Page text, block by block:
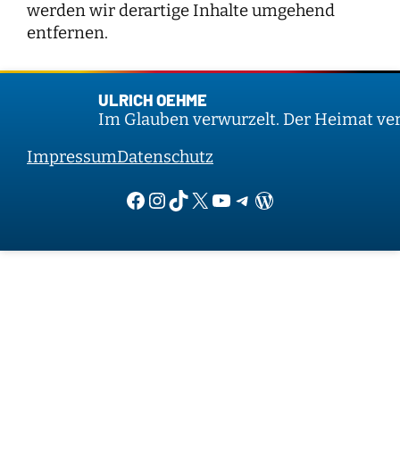
werden wir derartige Inhalte umgehend
entfernen.
ULRICH OEHME
Im Glauben verwurzelt. Der Heimat
ImpressumDatenschutz
Facebook
Instagram
TikTok
X YouTube
Telegram
WordPress